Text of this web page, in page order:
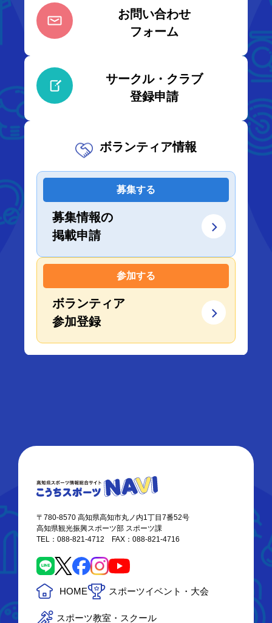
お問い合わせ
フォーム
サークル・クラブ
登録申請
ボランティア情報
募集する
募集情報の
掲載申請
参加する
ボランティア
参加登録
〒780-8570 高知県高知市丸ノ内1丁目7番52号
高知県観光振興スポーツ部 スポーツ課
TEL：088-821-4712 FAX：088-821-4716
HOME スポーツイベント・大会
スポーツ教室・スクール